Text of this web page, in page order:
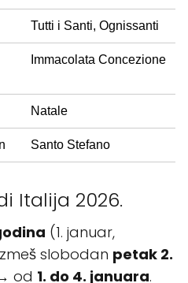
Tutti i Santi, Ognissanti
Immacolata Concezione
Natale
Santo Stefano
Italija 2026.
(1. januar,
slobodan petak 2.
od 1. do 4. januara.